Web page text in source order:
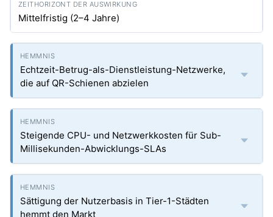
Mittelfristig (2–4 Jahre)
Echtzeit-Betrug-als-Dienstleistung-Netzwerke,
die auf QR-Schienen abzielen
Steigende CPU- und Netzwerkkosten für Sub-
Millisekunden-Abwicklungs-SLAs
Sättigung der Nutzerbasis in Tier-1-Städten
hemmt den Markt